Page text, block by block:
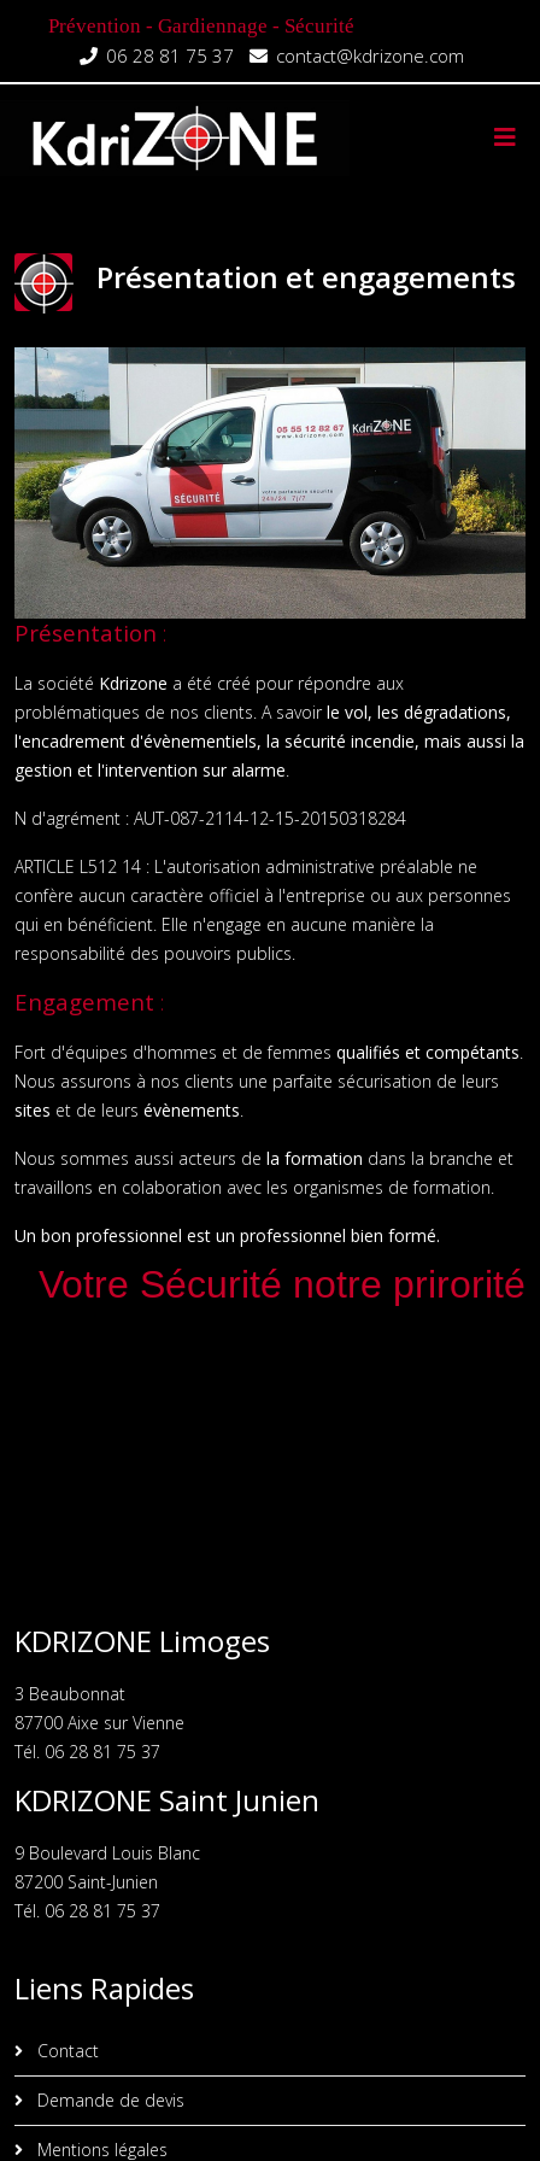
Prévention - Gardiennage - Sécurité
06 28 81 75 37 contact@kdrizone.com
Présentation et engagements
Présentation :
La société Kdrizone a été créé pour répondre aux
problématiques de nos clients. A savoirle vol, les dégradations,
l'encadrement d'évènementiels, la sécurité incendie, mais aussi la
gestion et l'intervention sur alarme.
N d'agrément : AUT-087-2114-12-15-20150318284
ARTICLE L512 14 : L'autorisation administrative préalable ne
confère aucun caractère officiel à l'entreprise ou aux personnes
qui en bénéficient. Elle n'engage en aucune manière la
responsabilité des pouvoirs publics.
Engagement :
Fort d'équipes d'hommes et de femmes qualifiés et compétants.
Nous assurons à nos clients une parfaite sécurisation de leurs
sites et de leurs évènements.
Nous sommes aussi acteurs de la formation dans la branche et
travaillons en colaboration avec les organismes de formation.
Un bon professionnel est un professionnel bien formé.
Votre Sécurité notre prirorité
KDRIZONE Limoges
3 Beaubonnat
87700 Aixe sur Vienne
Tél. 06 28 81 75 37
KDRIZONE Saint Junien
9 Boulevard Louis Blanc
87200 Saint-Junien
Tél. 06 28 81 75 37
Liens Rapides
Contact
Demande de devis
Mentions légales